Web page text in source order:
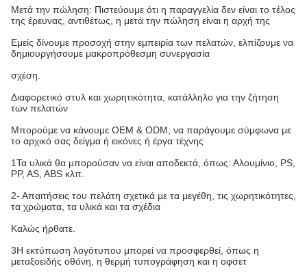
Μετά την πώληση: Πιστεύουμε ότι η παραγγελία δεν είναι το τέλος
της έρευνας, αντιθέτως, η μετά την πώληση είναι η αρχή της
Εμείς δίνουμε προσοχή στην εμπειρία των πελατών, ελπίζουμε να
δημιουργήσουμε μακροπρόθεσμη συνεργασία
σχέση.
Διαφορετικό στυλ και χωρητικότητα, κατάλληλο για την ζήτηση
των πελατών
Μπορούμε να κάνουμε OEM & ODM, να παράγουμε σύμφωνα με
το αρχικό σας δείγμα ή εικόνες ή έργα τέχνης
1Τα υλικά θα μπορούσαν να είναι αποδεκτά, όπως: Αλουμίνιο, PS,
PP, AS, ABS κλπ.
2- Απαιτήσεις του πελάτη σχετικά με τα μεγέθη, τις χωρητικότητες,
τα χρώματα, τα υλικά και τα σχέδια
Καλώς ήρθατε.
3Η εκτύπωση λογότυπου μπορεί να προσφερθεί, όπως η
μεταξοειδής οθόνη, η θερμή τυπογράφηση και η οφσετ